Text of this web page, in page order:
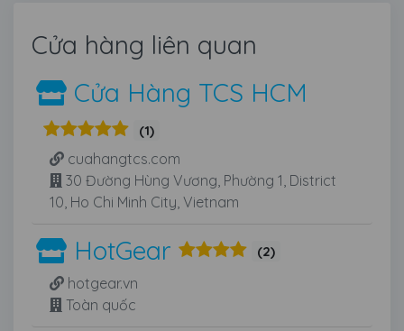
Cửa hàng liên quan
Cửa Hàng TCS HCM
(1)
cuahangtcs.com
30 Đường Hùng Vương, Phường 1, District
10, Ho Chi Minh City, Vietnam
HotGear (2)
hotgear.vn
Toàn quốc